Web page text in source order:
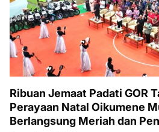
Ribuan Jemaat Padati GOR
Perayaan Natal Oikumene
Berlangsung Meriah dan